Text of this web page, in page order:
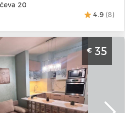
20
4.9(8)
1 Beograd Zvezdara.
4 osobe.
Gosti:4
Kvadratura :35
€35